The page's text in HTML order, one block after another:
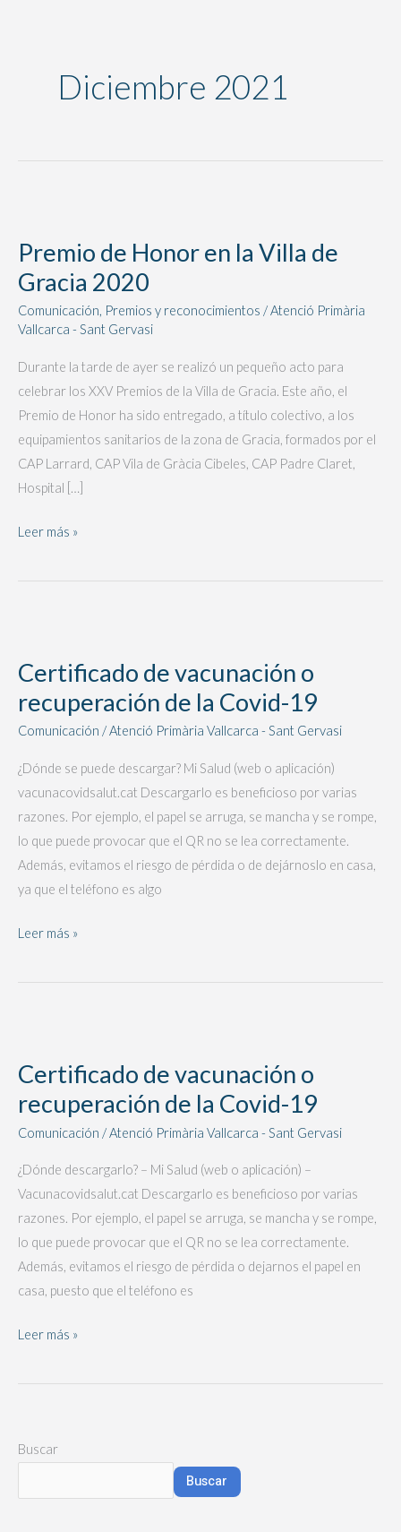
Diciembre 2021
Premio de Honor en la Villa de
Gracia 2020
Comunicación, Premios y reconocimientos /Atenció Primària
Vallcarca - Sant Gervasi
Durante la tarde de ayer se realizó un pequeño acto para
celebrar los XXV Premios de la Villa de Gracia. Este año, el
Premio de Honor ha sido entregado, a título colectivo, a los
equipamientos sanitarios de la zona de Gracia, formados por el
CAP Larrard, CAP Vila de Gràcia Cibeles, CAP Padre Claret,
Hospital […]
Honor
en
Villa
Gracia
2020
Leer más »
Certificado de vacunación o
recuperación de la Covid-19
Comunicación /Atenció Primària Vallcarca - Sant Gervasi
¿Dónde se puede descargar? Mi Salud (web o aplicación)
vacunacovidsalut.cat Descargarlo es beneficioso por varias
razones. Por ejemplo, el papel se arruga, se mancha y se rompe,
lo que puede provocar que el QR no se lea correctamente.
Además, evitamos el riesgo de pérdida o de dejárnoslo en casa,
ya que el teléfono es algo
vacunación
o
la
Covid-
19
Leer más »
Certificado de vacunación o
recuperación de la Covid-19
Comunicación /Atenció Primària Vallcarca - Sant Gervasi
¿Dónde descargarlo? – Mi Salud (web o aplicación) –
Vacunacovidsalut.cat Descargarlo es beneficioso por varias
razones. Por ejemplo, el papel se arruga, se mancha y se rompe,
lo que puede provocar que el QR no se lea correctamente.
Además, evitamos el riesgo de pérdida o dejarnos el papel en
casa, puesto que el teléfono es
vacunación
o
la
Covid-
19
Leer más »
Buscar
Buscar